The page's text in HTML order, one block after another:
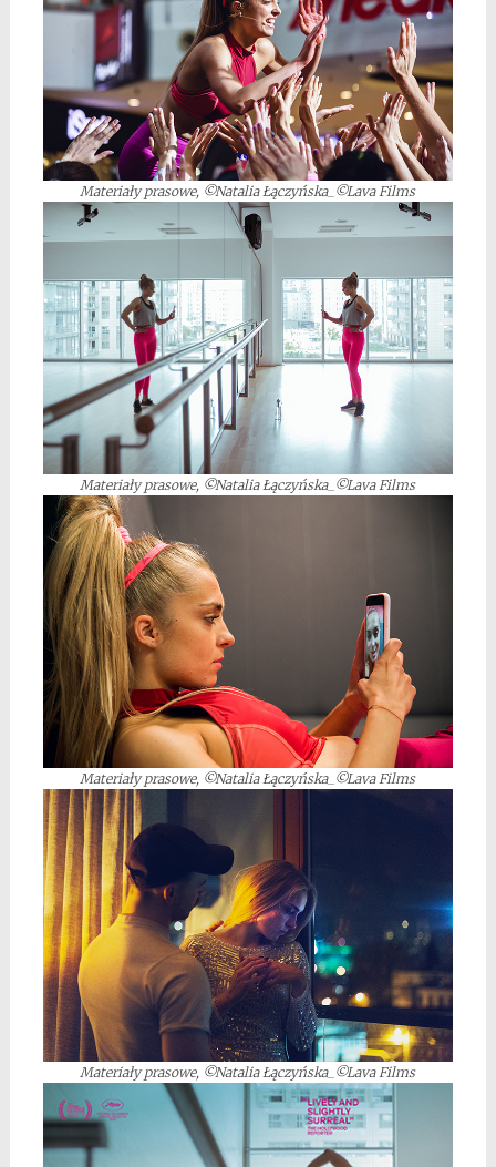
Materiały prasowe, ©Natalia Łączyńska_©Lava Films
Materiały prasowe, ©Natalia Łączyńska_©Lava Films
Materiały prasowe, ©Natalia Łączyńska_©Lava Films
Materiały prasowe, ©Natalia Łączyńska_©Lava Films